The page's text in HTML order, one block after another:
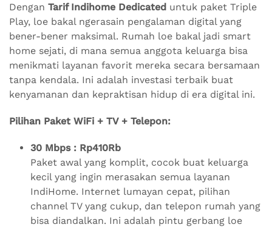
Dengan Tarif Indihome Dedicated untuk paket Triple
Play, loe bakal ngerasain pengalaman digital yang
bener-bener maksimal. Rumah loe bakal jadi smart
home sejati, di mana semua anggota keluarga bisa
menikmati layanan favorit mereka secara bersamaan
tanpa kendala. Ini adalah investasi terbaik buat
kenyamanan dan kepraktisan hidup di era digital ini.
Pilihan Paket WiFi + TV + Telepon:
30 Mbps : Rp410Rb
Paket awal yang komplit, cocok buat keluarga
kecil yang ingin merasakan semua layanan
IndiHome. Internet lumayan cepat, pilihan
channel TV yang cukup, dan telepon rumah yang
bisa diandalkan. Ini adalah pintu gerbang loe